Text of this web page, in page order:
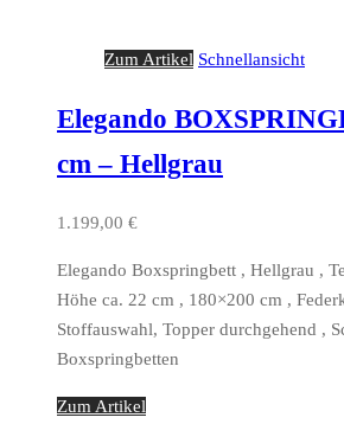
Zum Artikel Schnellansicht
Elegando
cm – Hellgrau
1.199,00 €
Elegando Boxspringbett , Hellgrau ,
Höhe ca. 22 cm , 180×200 cm ,
Stoffauswahl, Topper durchgehend ,
Boxspringbetten
Zum Artikel